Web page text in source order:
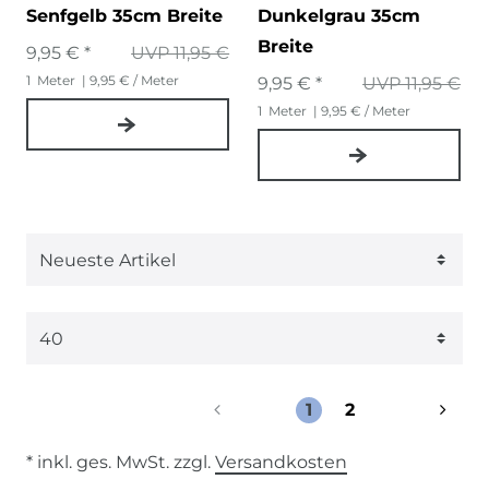
Senfgelb 35cm Breite
UVP 11,95 €
9,95 € *
1 Meter | 9,95 € / Meter
Dunkelgrau 35cm
Breite
UVP 11,95 €
9,95 € *
1 Meter | 9,95 € / Meter
1 2
* inkl. ges. MwSt. zzgl. Versandkosten